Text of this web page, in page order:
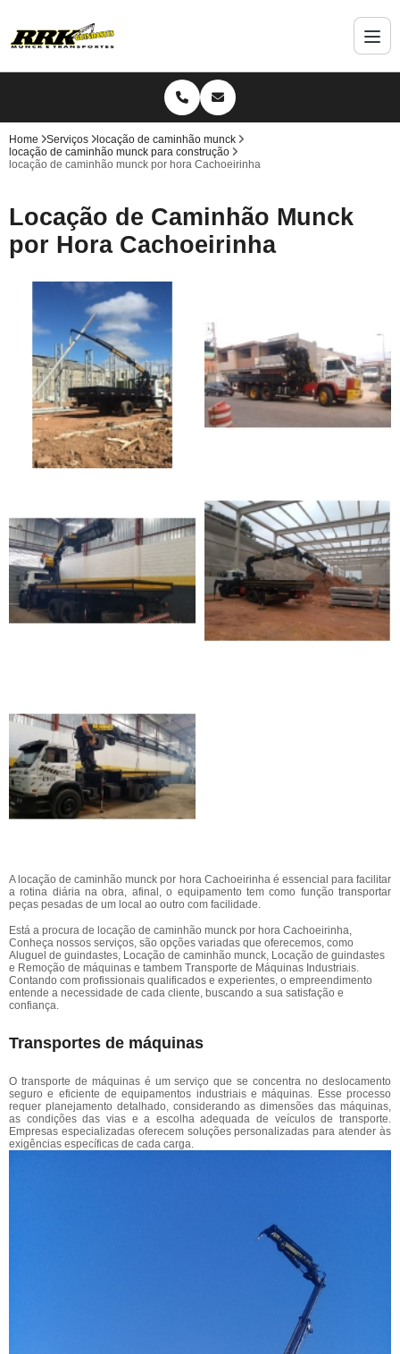
Home Serviços
locação de caminhão munck
locação de caminhão munck para construção
locação de caminhão munck por hora Cachoeirinha
Locação de Caminhão Munck
por Hora Cachoeirinha
A locação de caminhão munck por hora Cachoeirinha é essencial para facilitar
a rotina diária na obra, afinal, o equipamento tem como função transportar
peças pesadas de um local ao outro com facilidade.
Está a procura de locação de caminhão munck por hora Cachoeirinha,
Conheça nossos serviços, são opções variadas que oferecemos, como
Aluguel de guindastes, Locação de caminhão munck, Locação de guindastes
e Remoção de máquinas e tambem Transporte de Máquinas Industriais.
Contando com profissionais qualificados e experientes, o empreendimento
entende a necessidade de cada cliente, buscando a sua satisfação e
confiança.
Transportes de máquinas
O transporte de máquinas é um serviço que se concentra no deslocamento
seguro e eficiente de equipamentos industriais e máquinas. Esse processo
requer planejamento detalhado, considerando as dimensões das máquinas,
as condições das vias e a escolha adequada de veículos de transporte.
Empresas especializadas oferecem soluções personalizadas para atender às
exigências específicas de cada carga.